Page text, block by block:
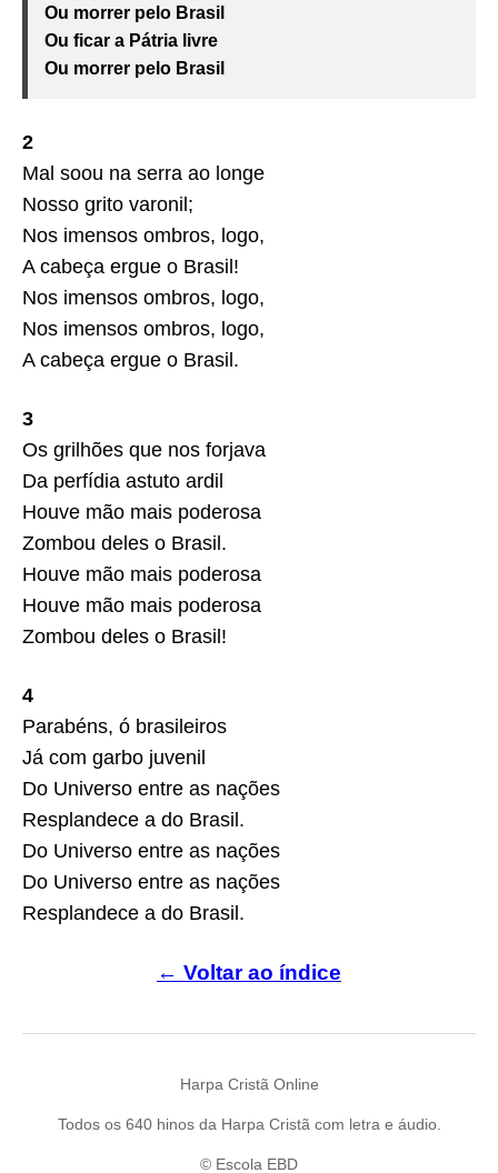
Ou morrer pelo Brasil
Ou ficar a Pátria livre
Ou morrer pelo Brasil
2
Mal soou na serra ao longe
Nosso grito varonil;
Nos imensos ombros, logo,
A cabeça ergue o Brasil!
Nos imensos ombros, logo,
Nos imensos ombros, logo,
A cabeça ergue o Brasil.
3
Os grilhões que nos forjava
Da perfídia astuto ardil
Houve mão mais poderosa
Zombou deles o Brasil.
Houve mão mais poderosa
Houve mão mais poderosa
Zombou deles o Brasil!
4
Parabéns, ó brasileiros
Já com garbo juvenil
Do Universo entre as nações
Resplandece a do Brasil.
Do Universo entre as nações
Do Universo entre as nações
Resplandece a do Brasil.
← Voltar ao índice
Harpa Cristã Online
Todos os 640 hinos da Harpa Cristã com letra e áudio.
© Escola EBD